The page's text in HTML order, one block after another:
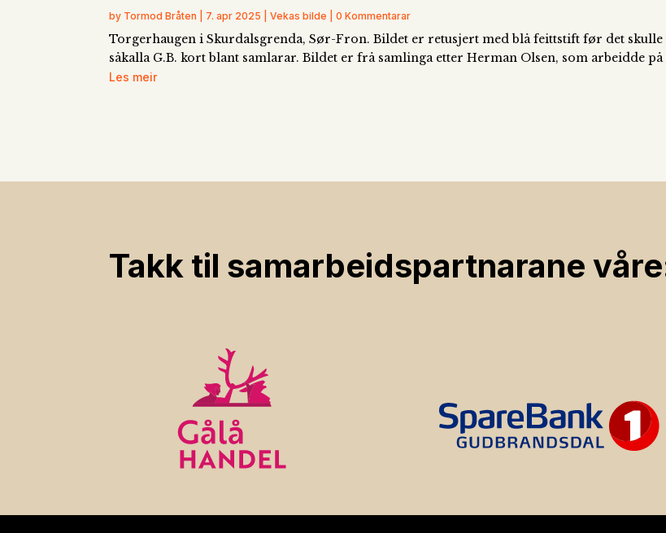
by Tormod Bråten | 7. apr 2025 | Vekas bilde | 0 Kommentarar
Torgerhaugen i Skurdalsgrenda, Sør-Fron. Bildet er retusjert med blå feittstift før det
såkalla G.B. kort blant samlarar. Bildet er frå samlinga etter Herman Olsen, som arbeidde
Les meir
Takk til samarbeids­partnarane